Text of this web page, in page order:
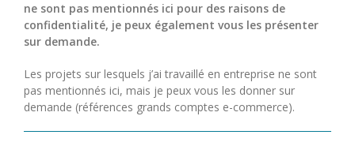
ne sont pas mentionnés ici pour des raisons de
confidentialité, je peux également vous les présenter
sur demande.
Les projets sur lesquels j’ai travaillé en entreprise ne sont
pas mentionnés ici, mais je peux vous les donner sur
demande (références grands comptes e-commerce).